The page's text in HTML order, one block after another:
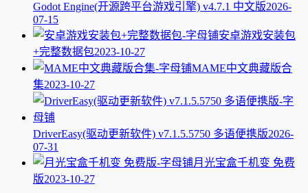
Godot Engine(开源跨平台游戏引擎) v4.7.1 中文版2026-
07-15
安卓游戏安装包
+完整数据包2023-10-27
MAME中文典藏版合
集2023-10-27
DriverEasy(驱动更新软件) v7.1.5.5750 多语便携版2026-
07-31
月光宝盒千机变 免费
版2023-10-27